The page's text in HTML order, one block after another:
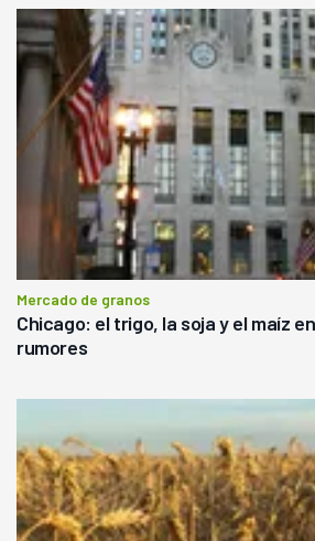
Mercado de granos
Chicago: el trigo, la soja y el maíz
rumores